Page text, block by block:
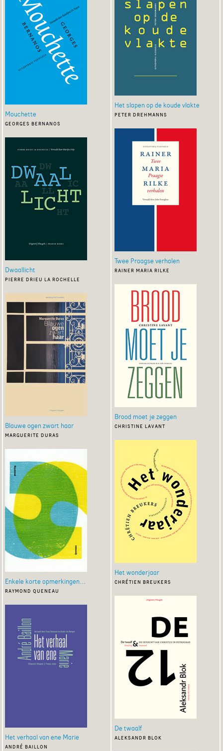
Mouchette
georges bernanos
Dwaallicht
pierre drieu la rochelle
Blauwe ogen zwart haar
marguerite duras
Enkele korte opmerkingen...
raymond queneau
Het verhaal van ene Marie
andré baillon
Het slapen op de koude vlakte
peter drehmanns
Twee Praagse verhalen
rainer maria rilke
Brood moet je zeggen
christine lavant
Het wonderjaar
chrétien breukers
De twaalf
aleksandr blok